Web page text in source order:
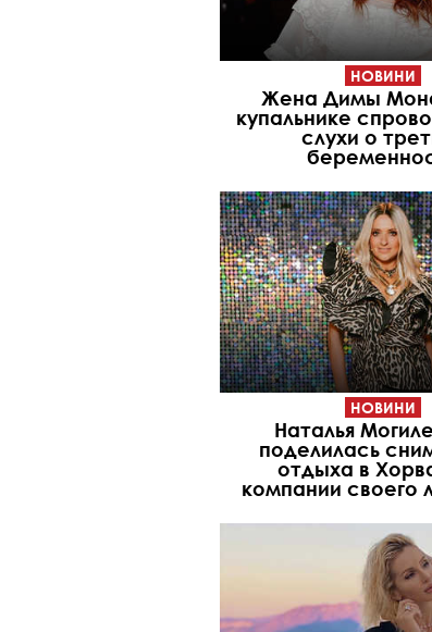
НОВИНИ
Жена Димы
купальнике
слухи о
НОВИНИ
Наталья
поделилась
отдыха в
компании своего